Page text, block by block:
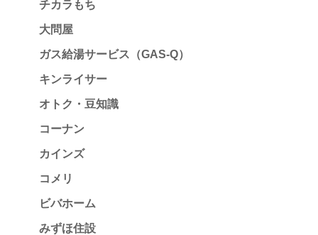
チカラもち
大問屋
ガス給湯サービス（GAS-Q）
キンライサー
オトク・豆知識
コーナン
カインズ
コメリ
ビバホーム
みずほ住設